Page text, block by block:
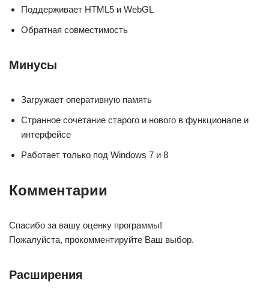
Поддерживает HTML5 и WebGL
Обратная совместимость
Минусы
Загружает оперативную память
Странное сочетание старого и нового в функционале и
интерфейсе
Работает только под Windows 7 и 8
Комментарии
Спасибо за вашу оценку программы!
Пожалуйста, прокомментируйте Ваш выбор.
Расширения